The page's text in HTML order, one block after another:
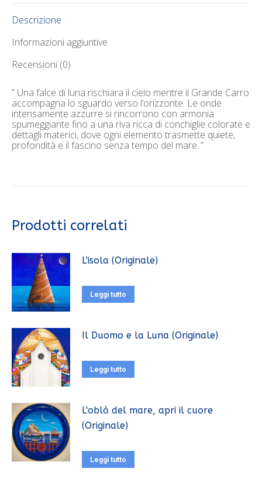
Descrizione
Informazioni aggiuntive
Recensioni (0)
” Una falce di luna rischiara il cielo mentre il Grande Carro
accompagna lo sguardo verso l’orizzonte. Le onde
intensamente azzurre si rincorrono con armonia
spumeggiante fino a una riva ricca di conchiglie colorate e
dettagli materici, dove ogni elemento trasmette quiete,
profondità e il fascino senza tempo del mare..”
Prodotti correlati
L'isola (Originale)
Leggi tutto
Il Duomo e la Luna (Originale)
Leggi tutto
L'oblò del mare, apri il cuore
(Originale)
Leggi tutto